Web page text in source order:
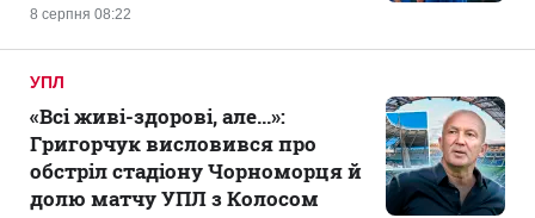
8 серпня 08:22
УПЛ
«Всі живі-здорові, але...»:
Григорчук висловився про
обстріл стадіону Чорноморця й
долю матчу УПЛ з Колосом